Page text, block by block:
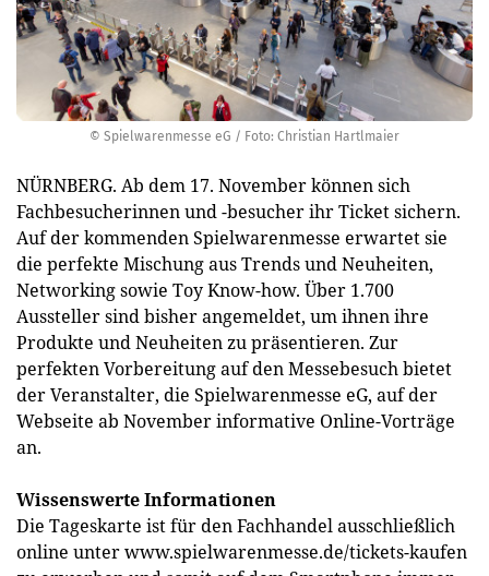
© Spielwarenmesse eG / Foto: Christian Hartlmaier
NÜRNBERG. Ab dem 17. November können sich
Fachbesucherinnen und -besucher ihr Ticket sichern.
Auf der kommenden Spielwarenmesse erwartet sie
die perfekte Mischung aus Trends und Neuheiten,
Networking sowie Toy Know-how. Über 1.700
Aussteller sind bisher angemeldet, um ihnen ihre
Produkte und Neuheiten zu präsentieren. Zur
perfekten Vorbereitung auf den Messebesuch bietet
der Veranstalter, die Spielwarenmesse eG, auf der
Webseite ab November informative Online-Vorträge
an.
Wissenswerte Informationen
Die Tageskarte ist für den Fachhandel ausschließlich
online unter www.spielwarenmesse.de/tickets-kaufen